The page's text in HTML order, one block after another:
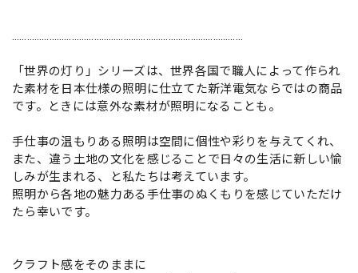
…………………………………………………………………………………
「世界の灯り」シリーズは、世界各国で職人によって作られ
た素材を日本仕様の照明に仕立てた新洋電気ならではの商品
です。ときには意外な素材が照明になることも。
手仕事の温もりある照明は空間に個性や彩りを与えてくれ、
また、違う土地の文化を感じることで日々の生活に新しい愉
しみが生まれる、と私たちは考えています。
照明から各地の魅力ある手仕事のぬくもりを感じていただけ
たら幸いです。
クラフト感をそのままに